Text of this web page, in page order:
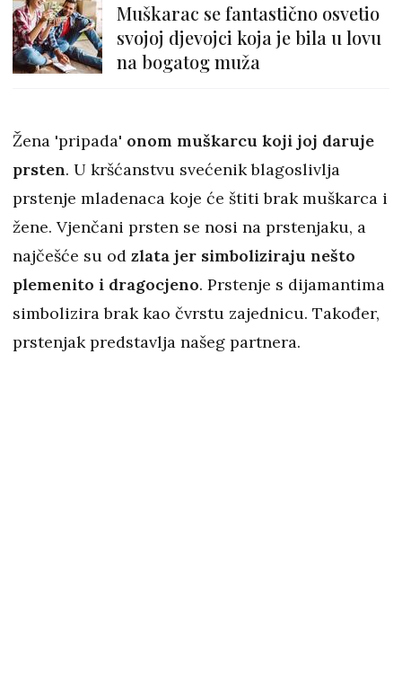
Muškarac se fantastično osvetio
svojoj djevojci koja je bila u lovu
na bogatog muža
Žena 'pripada' onom muškarcu koji joj daruje
prsten. U kršćanstvu svećenik blagoslivlja
prstenje mladenaca koje će štiti brak muškarca i
žene. Vjenčani prsten se nosi na prstenjaku, a
najčešće su od zlata jer simboliziraju nešto
plemenito i dragocjeno. Prstenje s dijamantima
simbolizira brak kao čvrstu zajednicu. Također,
prstenjak predstavlja našeg partnera.